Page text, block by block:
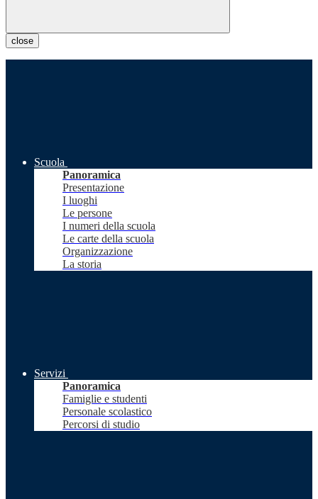
close
Scuola
Panoramica
Presentazione
I luoghi
Le persone
I numeri della scuola
Le carte della scuola
Organizzazione
La storia
Servizi
Panoramica
Famiglie e studenti
Personale scolastico
Percorsi di studio